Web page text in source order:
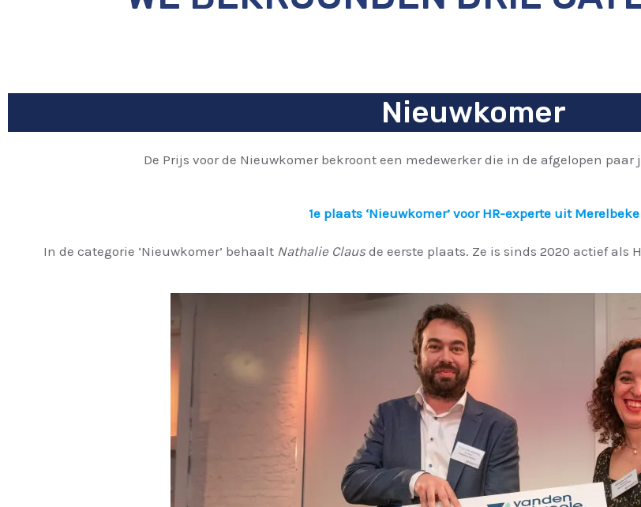
Nieuwkomer
De Prijs voor de Nieuwkomer bekroont een medewerker die in de afgelopen
1e plaats ‘Nieuwkomer’ voor HR-experte uit Merelbeke
In de categorie ‘Nieuwkomer’ behaalt Nathalie Clausde eerste plaats. Ze is sinds 2020 actief als